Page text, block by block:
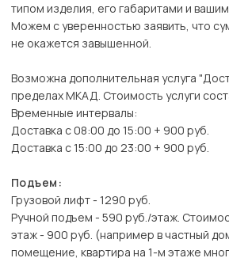
типом изделия, его габаритами и
Можем с уверенностью заявить, что
не окажется завышенной.
Возможна дополнительная услуга
пределах МКАД. Стоимость услуги
Временные интервалы:
Доставка с 08:00 до 15:00 + 900 руб.
Доставка с 15:00 до 23:00 + 900 руб.
Подъем:
Грузовой лифт - 1290 руб.
Ручной подъем - 590 руб./этаж.
этаж - 900 руб. (например в частный
помещение, квартира на 1-м этаже